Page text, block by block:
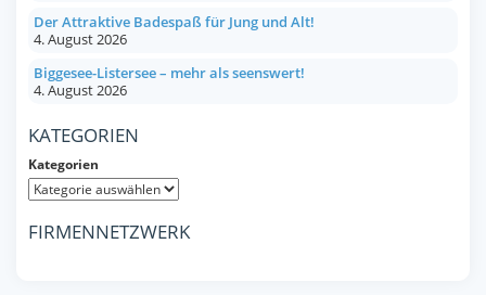
Der Attraktive Badespaß für Jung und Alt!
4. August 2026
Biggesee-Listersee – mehr als seenswert!
4. August 2026
KATEGORIEN
Kategorien
FIRMENNETZWERK